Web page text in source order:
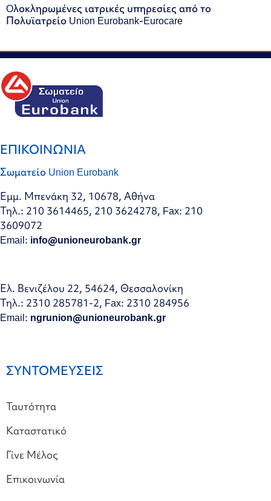
Oλοκληρωμένες ιατρικές υπηρεσίες από το
Πολυϊατρείο Union Eurobank-Eurocare
ΕΠΙΚΟΙΝΩΝΙΑ
Σωματείο Union Eurobank
Εμμ. Μπενάκη 32, 10678, Αθήνα
Τηλ.: 210 3614465, 210 3624278, Fax: 210
3609072
Email: info@unioneurobank.gr
Ελ. Βενιζέλου 22, 54624, Θεσσαλονίκη
Τηλ.: 2310 285781-2, Fax: 2310 284956
Email: ngrunion@unioneurobank.gr
ΣΥΝΤΟΜΕΥΣΕΙΣ
Ταυτότητα
Καταστατικό
Γίνε Μέλος
Επικοινωνία